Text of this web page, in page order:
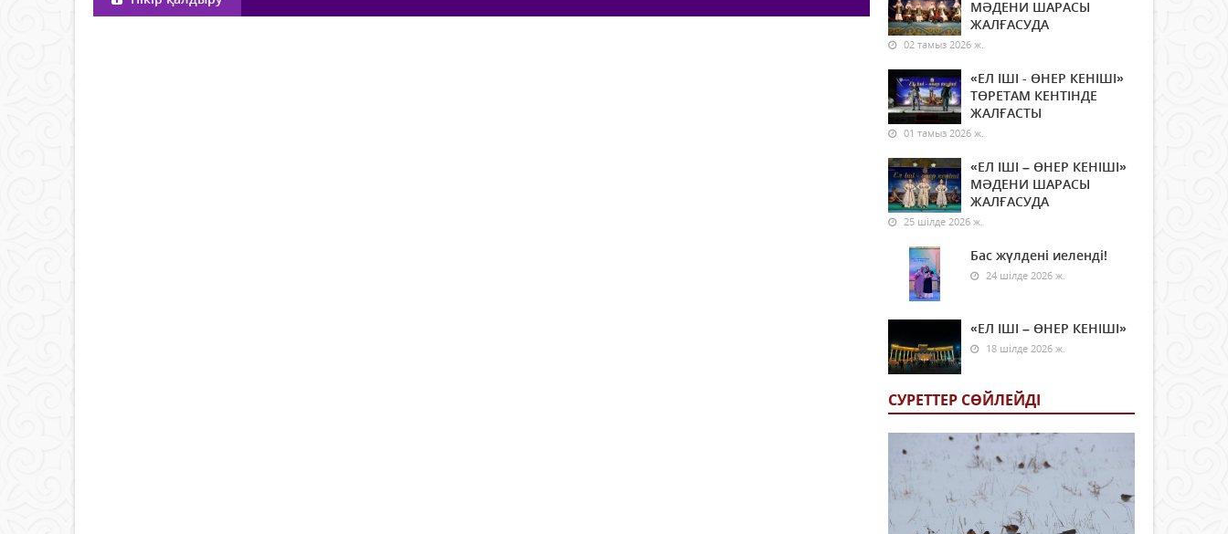
МӘДЕНИ ШАРАСЫ
ЖАЛҒАСУДА
02 тамыз 2026 ж.
«ЕЛ ІШІ - ӨНЕР КЕНІШІ»
ТӨРЕТАМ КЕНТІНДЕ
ЖАЛҒАСТЫ
01 тамыз 2026 ж.
«ЕЛ ІШІ – ӨНЕР КЕНІШІ»
МӘДЕНИ ШАРАСЫ
ЖАЛҒАСУДА
25 шілде 2026 ж.
Бас жүлдені иеленді!
24 шілде 2026 ж.
«ЕЛ ІШІ – ӨНЕР КЕНІШІ»
18 шілде 2026 ж.
СУРЕТТЕР СӨЙЛЕЙДI